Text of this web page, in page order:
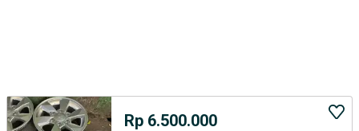
Rp 6.500.000